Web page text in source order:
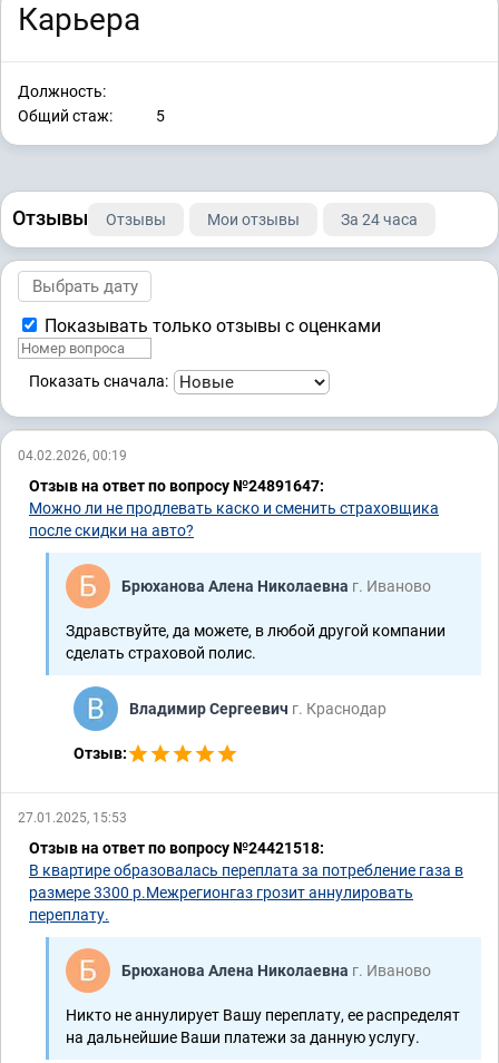
Карьера
Должность:
Общий стаж:
5
Отзывы Отзывы Мои отзывы За 24 часа
Показывать только отзывы с оценками
Показать сначала:
04.02.2026, 00:19
Отзыв на ответ по вопросу №24891647:
Можно ли не продлевать каско и сменить страховщика
после скидки на авто?
Брюханова Алена Николаевна г. Иваново
Здравствуйте, да можете, в любой другой компании
сделать страховой полис.
Владимир Сергеевич г. Краснодар
Отзыв:
27.01.2025, 15:53
Отзыв на ответ по вопросу №24421518:
В квартире образовалась переплата за потребление газа в
размере 3300 р.Межрегионгаз грозит аннулировать
переплату.
Брюханова Алена Николаевна г. Иваново
Никто не аннулирует Вашу переплату, ее распределят
на дальнейшие Ваши платежи за данную услугу.